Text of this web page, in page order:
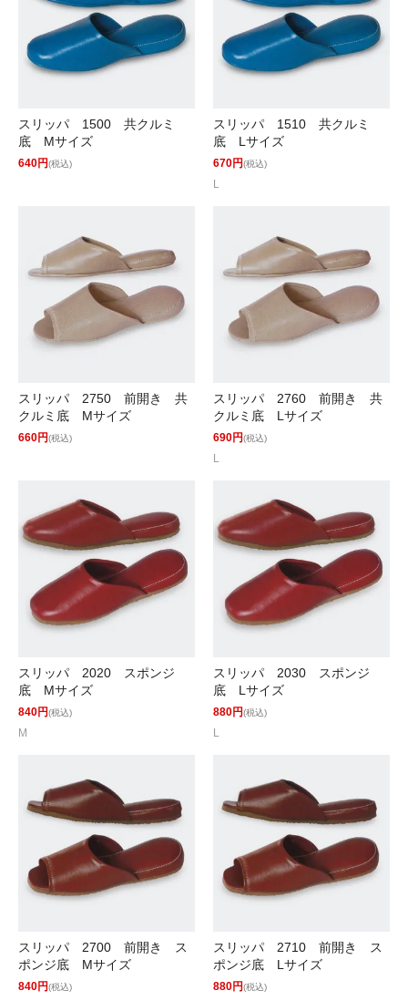
スリッパ 1500 共クルミ
底 Mサイズ
640円(税込)
スリッパ 1510 共クルミ
底 Lサイズ
670円(税込)
L
スリッパ 2750 前開き 共
クルミ底 Mサイズ
660円(税込)
スリッパ 2760 前開き 共
クルミ底 Lサイズ
690円(税込)
L
スリッパ 2020 スポンジ
底 Mサイズ
840円(税込)
M
スリッパ 2030 スポンジ
底 Lサイズ
880円(税込)
L
スリッパ 2700 前開き ス
ポンジ底 Mサイズ
840円(税込)
スリッパ 2710 前開き ス
ポンジ底 Lサイズ
880円(税込)